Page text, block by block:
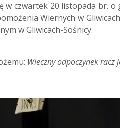
w czwartek 20 listopada br. o
Wiernych w
w Gliwicach-Sośnicy.
Wieczny odpoczynek racz